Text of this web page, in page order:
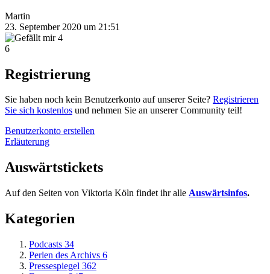
Martin
23. September 2020 um 21:51
4
6
Registrierung
Sie haben noch kein Benutzerkonto auf unserer Seite? Registrieren
Sie sich kostenlos und nehmen Sie an unserer Community teil!
Benutzerkonto erstellen
Erläuterung
Auswärtstickets
Auf den Seiten von Viktoria Köln findet ihr alle Auswärtsinfos.
Kategorien
Podcasts 34
Perlen des Archivs 6
Pressespiegel 362